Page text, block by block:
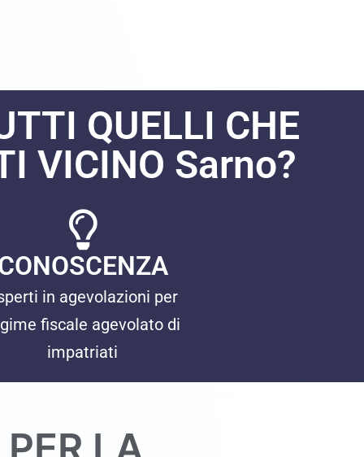
QUELLI CHE
VICINO Sarno?
in agevolazioni per
fiscale agevolato di
impatriati